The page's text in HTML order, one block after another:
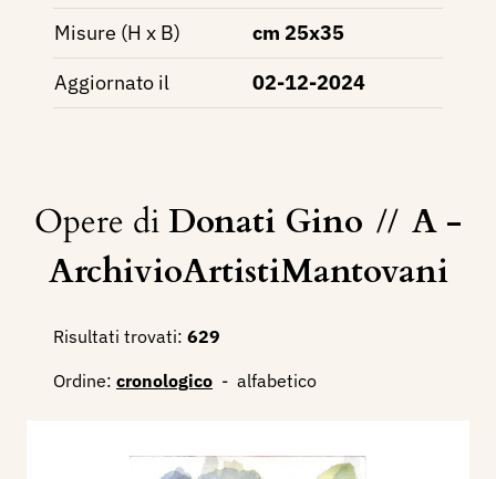
Misure (H x B)
cm 25x35
Aggiornato il
02-12-2024
Opere diDonati Gino // A -
ArchivioArtistiMantovani
Risultati trovati: 629
Ordine: cronologico - alfabetico